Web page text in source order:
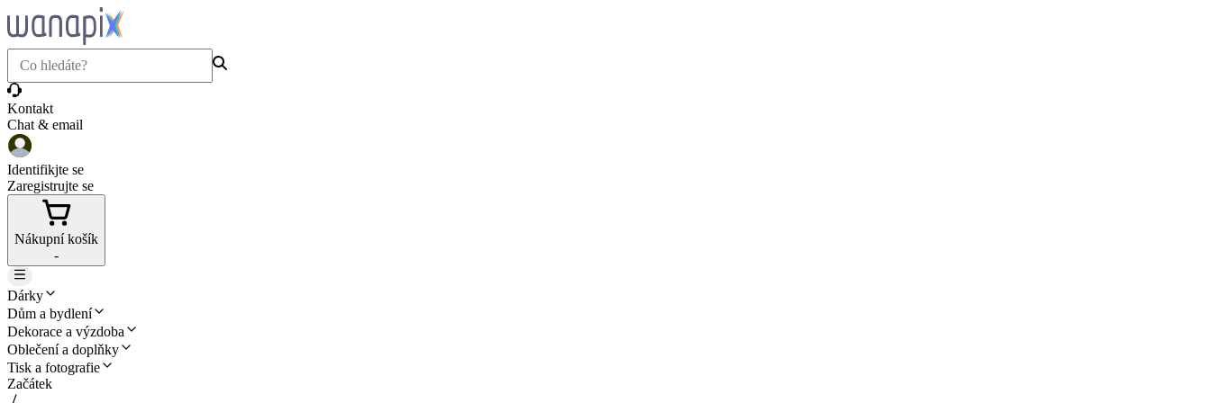
Kontakt
Chat & email
Identifikjte se
Zaregistrujte se
Nákupní košík
-
Dárky
Dům a bydlení
Dekorace a výzdoba
Oblečení a doplňky
Tisk a fotografie
Začátek